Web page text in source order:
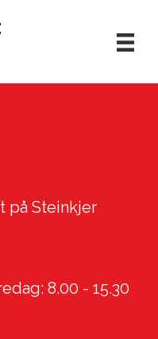
på Steinkjer
8.00 - 15.30